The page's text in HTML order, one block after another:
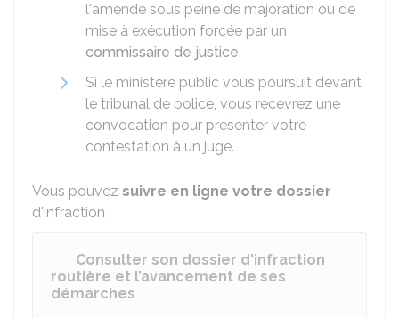
l'amende sous peine de majoration ou de
mise à exécution forcée par un
commissaire de justice.
Si le ministère public vous poursuit devant
le tribunal de police, vous recevrez une
convocation pour présenter votre
contestation à un juge.
Vous pouvez suivre en ligne votre dossier
d'infraction :
Consulter son dossier d'infraction
routière et l’avancement de ses
démarches